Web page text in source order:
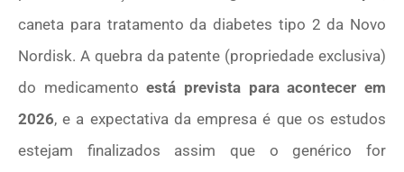
caneta para tratamento da diabetes tipo 2 da Novo
Nordisk. A quebra da patente (propriedade exclusiva)
do medicamentoestá prevista para acontecer em
2026, e a expectativa da empresa é que os estudos
estejam finalizados assim que o genérico for